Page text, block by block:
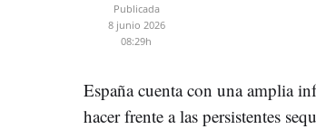
Publicada
8 junio 2026
08:29h
España cuenta con una amplia
hacer frente a las persistentes